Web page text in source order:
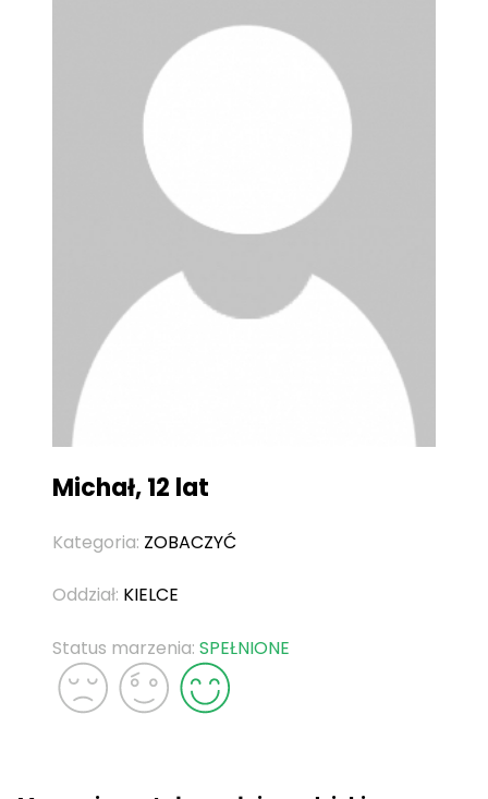
Michał, 12 lat
Kategoria: ZOBACZYĆ
Oddział: KIELCE
Status marzenia: SPEŁNIONE